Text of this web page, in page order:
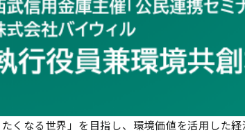
たくなる世界」を目指し、環境価値を活用し